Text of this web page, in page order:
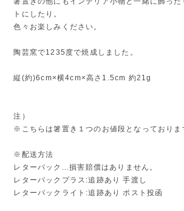
トにしたり。
色々お楽しみください。
陶芸窯で1235度で焼成しました。
縦(約)6cm×横4cm×高さ1.5cm 約21g
注）
※こちらは箸置き１つのお値段となっておりま
※配送方法
レターパック...損害賠償はありません。
レターパックプラス:追跡あり 手渡し
レターパックライト:追跡あり ポスト投函